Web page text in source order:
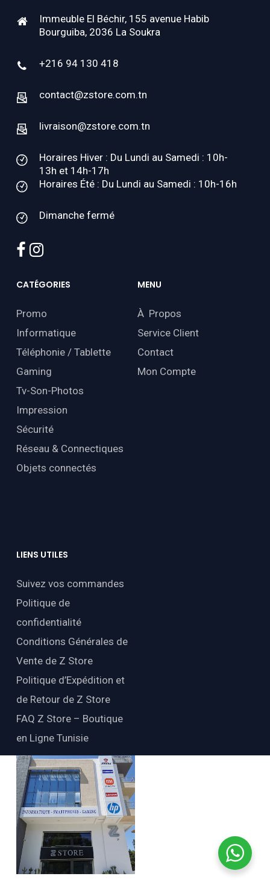
Immeuble El Béchir, 155 avenue Habib
Bourguiba, 2036 La Soukra
+216 94 130 418
contact@zstore.com.tn
livraison@zstore.com.tn
Horaires Hiver : Du Lundi au Samedi : 10h-
13h et 14h-17h
Horaires Été : Du Lundi au Samedi : 10h-16h
Dimanche fermé
facebook
instagram
CATÉGORIES
Promo
Informatique
Téléphonie / Tablette
Gaming
Tv-Son-Photos
Impression
Sécurité
Réseau & Connectiques
Objets connectés
MENU
À Propos
Service Client
Contact
Mon Compte
LIENS UTILES
Suivez vos commandes
Politique de
confidentialité
Conditions Générales de
Vente de Z Store
Politique d’Expédition et
de Retour de Z Store
FAQ Z Store – Boutique
en Ligne Tunisie